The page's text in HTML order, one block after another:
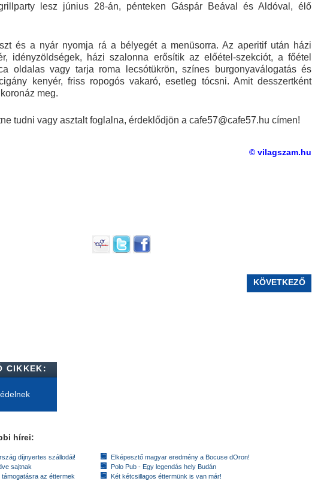
lesz június 28-án, pénteken Gáspár Beával és Aldóval, élő
és a nyár nyomja rá a bélyegét a menüsorra. Az aperitif után házi
idényzöldségek, házi szalonna erősítik az előétel-szekciót, a főétel
oldalas vagy tarja roma lecsótükrön, színes burgonyaválogatás és
kenyér, friss ropogós vakaró, esetleg tócsni. Amit desszertként
meg.
tudni vagy asztalt foglalna, érdeklődjön a cafe57@cafe57.hu címen!
© vilagszam.hu
KÖVETKEZŐ
CIKKEK:
hírei:
díjnyertes szállodái!
sajtnak
az éttermek
Elképesztő magyar eredmény a Bocuse dOron!
Polo Pub - Egy legendás hely Budán
Két kétcsillagos éttermünk is van már!